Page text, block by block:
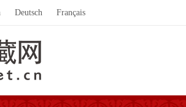
Deutsch Français